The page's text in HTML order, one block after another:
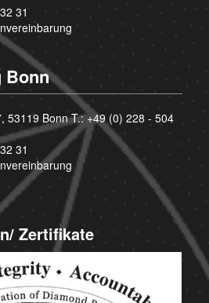
31
Bonn
53119 Bonn T.:+49 (0) 228 - 504
31
Zertifikate